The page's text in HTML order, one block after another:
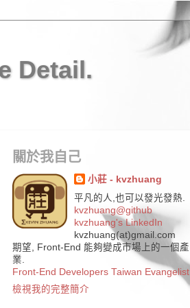
Detail.
關於我自己
小莊 - kvzhuang
平凡的人,也可以發光發熱.
kvzhuang@github
kvzhuang's LinkedIn
kvzhuang(at)gmail.com
期望, Front-End 能夠變成市場上的一個產
業.
Front-End Developers Taiwan Evangelist
檢視我的完整簡介